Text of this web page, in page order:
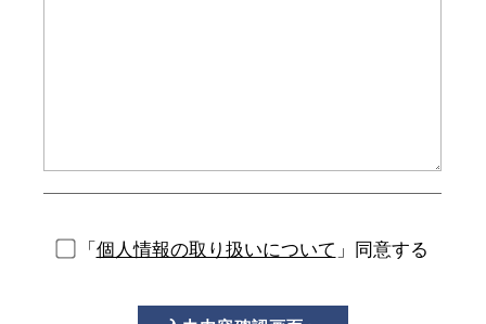
「 個人情報の取り扱いについて 」同意する